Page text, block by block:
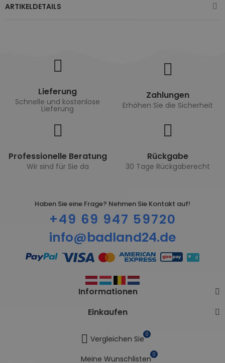
ARTIKELDETAILS
Lieferung
Schnelle und kostenlose
Lieferung
Zahlungen
Erhöhen Sie die Sicherheit
Professionelle Beratung
Wir sind für Sie da
Rückgabe
30 Tage Rückgaberecht
Haben Sie eine Frage? Nehmen Sie Kontakt auf!
+49 69 947 59720
info@badland24.de
Informationen
Einkaufen
Vergleichen Sie 0
Meine Wunschlisten 0